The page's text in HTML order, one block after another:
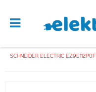
SCHNEIDER ELECTRIC